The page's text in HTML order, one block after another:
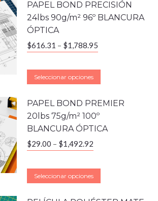
PAPEL BOND PRECISIÓN
24lbs 90g/m² 96º BLANCURA
ÓPTICA
$616.31 – $1,788.95
Seleccionar opciones
PAPEL BOND PREMIER
20lbs 75g/m² 100º
BLANCURA ÓPTICA
$29.00 – $1,492.92
Seleccionar opciones